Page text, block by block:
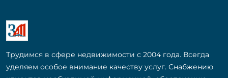
Трудимся в сфере недвижимости с 2004 года. Всегда
уделяем особое внимание качеству услуг. Снабжению